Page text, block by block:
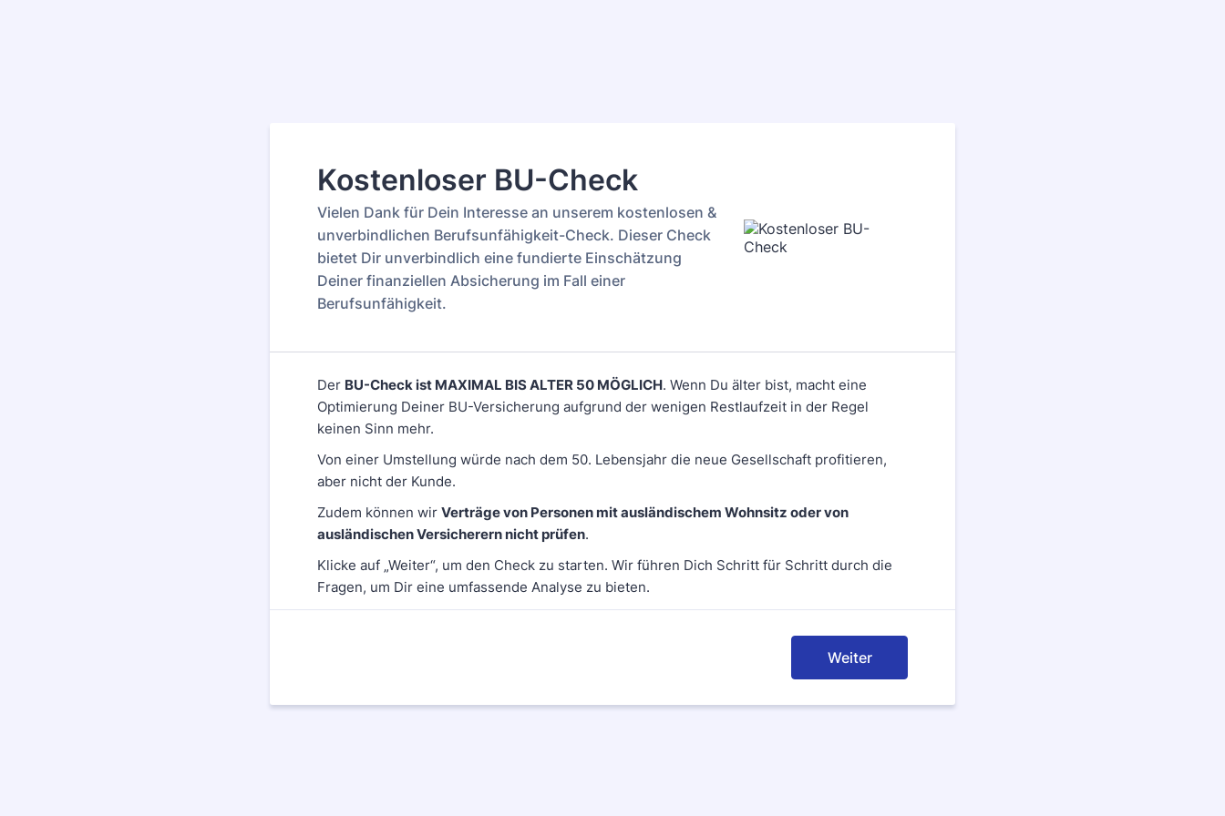
Kostenloser BU-Check
Vielen Dank für Dein Interesse an unserem kostenlosen &
unverbindlichen Berufsunfähigkeit-Check. Dieser Check
bietet Dir unverbindlich eine fundierte Einschätzung
Deiner finanziellen Absicherung im Fall einer
Berufsunfähigkeit.
Der BU-Check ist MAXIMAL BIS ALTER 50 MÖGLICH. Wenn Du älter bist, macht eine
Optimierung Deiner BU-Versicherung aufgrund der wenigen Restlaufzeit in der Regel
keinen Sinn mehr.
Von einer Umstellung würde nach dem 50. Lebensjahr die neue Gesellschaft profitieren,
aber nicht der Kunde.
Zudem können wir Verträge von Personen mit ausländischem Wohnsitz oder von
ausländischen Versicherern nicht prüfen.
Klicke auf „Weiter“, um den Check zu starten. Wir führen Dich Schritt für Schritt durch die
Fragen, um Dir eine umfassende Analyse zu bieten.
Weiter